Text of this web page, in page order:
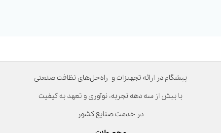
پیشگام در ارائه تجهیزات و راه‌حل‌های نظافت صنعتی
با بیش از سه دهه تجربه، نوآوری و تعهد به کیفیت
در خدمت صنایع کشور